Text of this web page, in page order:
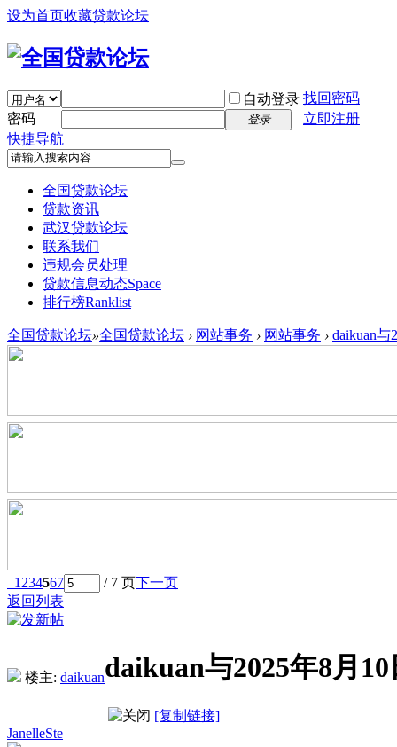
设为首页收藏贷款论坛
自动登录 找回密码
密码
登录
立即注册
快捷导航
全国贷款论坛
贷款资讯
武汉贷款论坛
联系我们
违规会员处理
贷款信息动态Space
排行榜Ranklist
全国贷款论坛»全国贷款论坛 › 网站事务 › 网站事务 › daikuan
1 234567 / 7 页下一页
返回列表
楼主: daikuandaikuan与2025年8月
[复制链接]
JanelleSte